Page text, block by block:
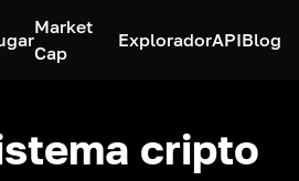
Market
Cap
ExploradorAPIBlog
cripto